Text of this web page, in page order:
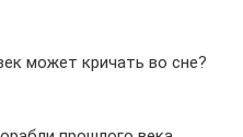
может кричать во сне?